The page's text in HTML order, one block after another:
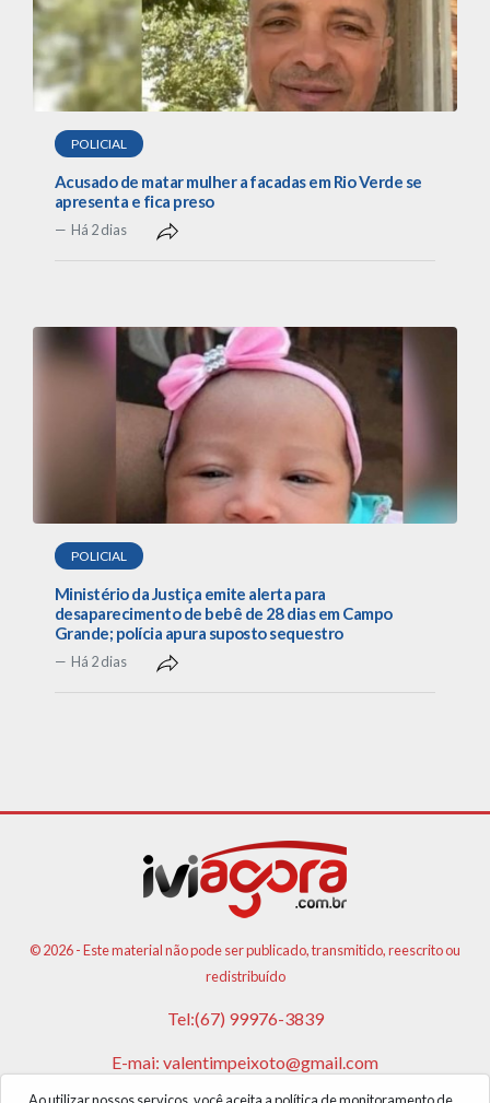
POLICIAL
Acusado de matar mulher a facadas em Rio Verde se
apresenta e fica preso
Há 2 dias
POLICIAL
Ministério da Justiça emite alerta para
desaparecimento de bebê de 28 dias em Campo
Grande; polícia apura suposto sequestro
Há 2 dias
© 2026 - Este material não pode ser publicado, transmitido, reescrito ou
redistribuído
Tel:(67) 99976-3839
E-mai: valentimpeixoto@gmail.com